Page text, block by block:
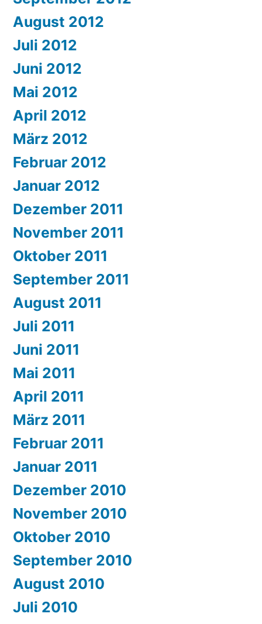
August 2012
Juli 2012
Juni 2012
Mai 2012
April 2012
März 2012
Februar 2012
Januar 2012
Dezember 2011
November 2011
Oktober 2011
September 2011
August 2011
Juli 2011
Juni 2011
Mai 2011
April 2011
März 2011
Februar 2011
Januar 2011
Dezember 2010
November 2010
Oktober 2010
September 2010
August 2010
Juli 2010